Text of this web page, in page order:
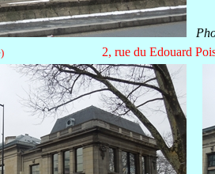
2, rue du Edouard